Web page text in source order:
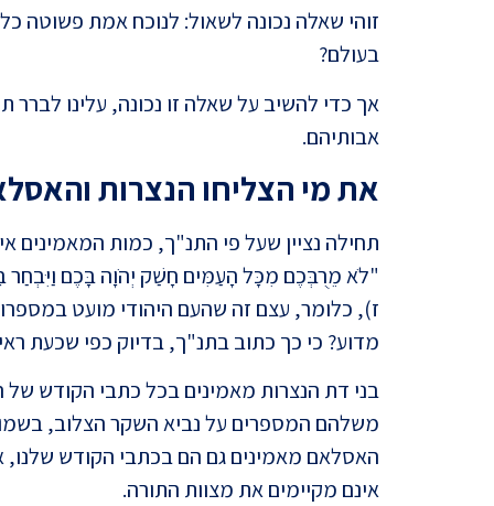
זוהי שאלה נכונה לשאול: לנוכח אמת פשוטה כל
בעולם?
אך כדי להשיב על שאלה זו נכונה, עלינו לברר
אבותיהם.
את מי הצליחו הנצרות
תחילה נציין שעל פי התנ"ך, כמות
"לֹא מֵרֻבְּכֶם מִכָּל הָעַמִּים חָשַׁק יְהֹוָה בָּכֶם וַיִּבְחַר
ז), כלומר, עצם זה שהעם היהודי מועט
מדוע? כי כך כתוב בתנ"ך, בדיוק כפי שכעת
בני דת הנצרות מאמינים בכל כתבי הקודש של
משלהם המספרים על נביא השקר הצלוב,
האסלאם מאמינים גם הם בכתבי הקודש שלנו,
אינם מקיימים את מצוות התורה.